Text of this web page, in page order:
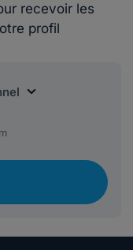
recevoir les
profil